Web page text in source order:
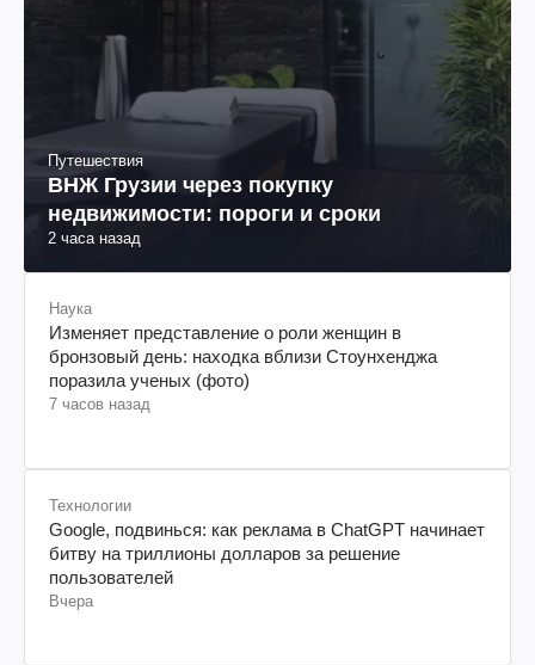
Путешествия
ВНЖ Грузии через покупку
недвижимости: пороги и сроки
2 часа назад
Наука
Изменяет представление о роли женщин в
бронзовый день: находка вблизи Стоунхенджа
поразила ученых (фото)
7 часов назад
Технологии
Google, подвинься: как реклама в ChatGPT начинает
битву на триллионы долларов за решение
пользователей
Вчера